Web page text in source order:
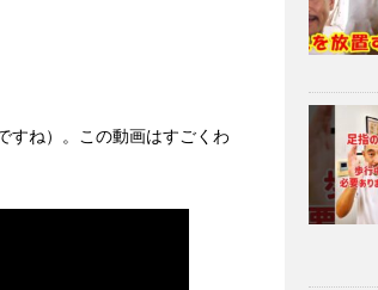
すね）。この動画はすごくわ